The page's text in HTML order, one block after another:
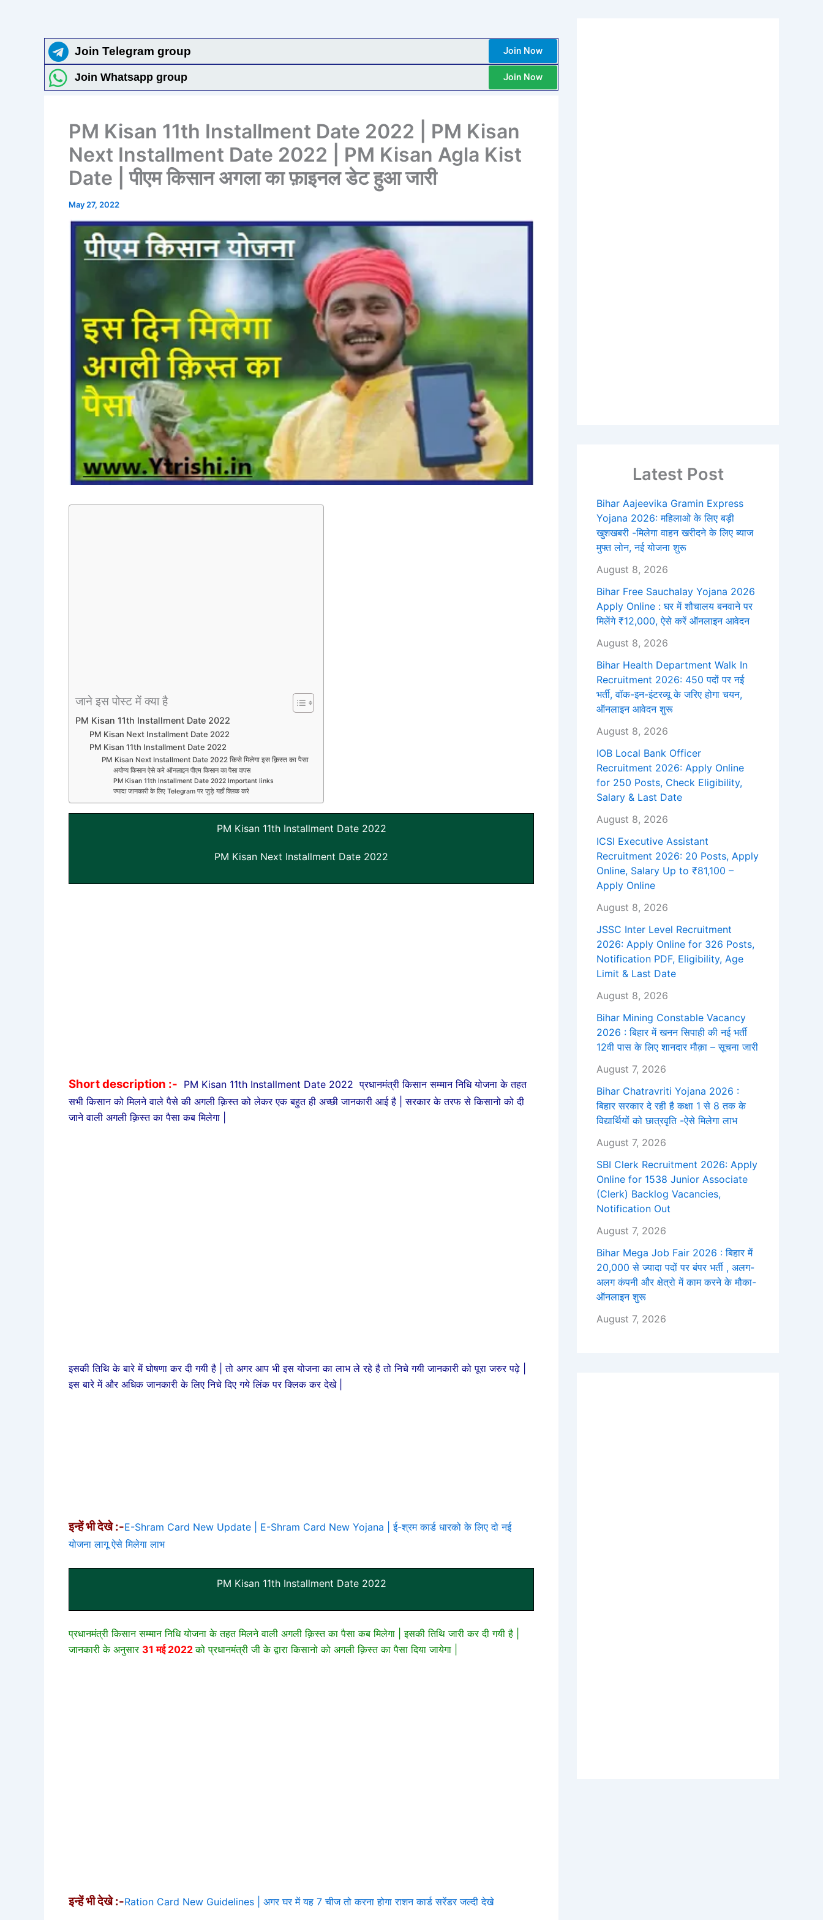
Join Telegram group Join Now
Join Whatsapp group Join Now
PM Kisan 11th Installment Date 2022 | PM Kisan
Next Installment Date 2022 | PM Kisan Agla Kist
Date | पीएम किसान अगला का फ़ाइनल डेट हुआ जारी
May 27, 2022
जाने इस पोस्ट में क्या है
PM Kisan 11th Installment Date 2022
PM Kisan Next Installment Date 2022
PM Kisan 11th Installment Date 2022
PM Kisan Next Installment Date 2022 किसे मिलेगा इस क़िस्त का पैसा
अयोग्य किसान ऐसे करे ऑनलाइन पीएम किसान का पैसा वापस
PM Kisan 11th Installment Date 2022 Important links
ज्यादा जानकारी के लिए Telegram पर जुड़े यहाँ क्लिक करे
PM Kisan 11th Installment Date 2022
PM Kisan Next Installment Date 2022
Short description :- PM Kisan 11th Installment Date 2022 प्रधानमंत्री किसान सम्मान निधि योजना के तहत
सभी किसान को मिलने वाले पैसे की अगली क़िस्त को लेकर एक बहुत ही अच्छी जानकारी आई है | सरकार के तरफ से किसानो को दी
जाने वाली अगली क़िस्त का पैसा कब मिलेगा |
इसकी तिथि के बारे में घोषणा कर दी गयी है | तो अगर आप भी इस योजना का लाभ ले रहे है तो निचे गयी जानकारी को पूरा जरुर पढ़े |
इस बारे में और अधिक जानकारी के लिए निचे दिए गये लिंक पर क्लिक कर देखे |
इन्हें भी देखे :-E-Shram Card New Update | E-Shram Card New Yojana | ई-श्रम कार्ड धारको के लिए दो नई
योजना लागू ऐसे मिलेगा लाभ
PM Kisan 11th Installment Date 2022
प्रधानमंत्री किसान सम्मान निधि योजना के तहत मिलने वाली अगली क़िस्त का पैसा कब मिलेगा | इसकी तिथि जारी कर दी गयी है |
जानकारी के अनुसार 31 मई 2022 को प्रधानमंत्री जी के द्वारा किसानो को अगली क़िस्त का पैसा दिया जायेगा |
इन्हें भी देखे :-Ration Card New Guidelines | अगर घर में यह 7 चीज तो करना होगा राशन कार्ड सरेंडर जल्दी देखे
Latest Post
Bihar Aajeevika Gramin Express
Yojana 2026: महिलाओ के लिए बड़ी
खुशखबरी -मिलेगा वाहन खरीदने के लिए ब्याज
मुफ्त लोन, नई योजना शुरू
August 8, 2026
Bihar Free Sauchalay Yojana 2026
Apply Online : घर में शौचालय बनवाने पर
मिलेंगे ₹12,000, ऐसे करें ऑनलाइन आवेदन
August 8, 2026
Bihar Health Department Walk In
Recruitment 2026: 450 पदों पर नई
भर्ती, वॉक-इन-इंटरव्यू के जरिए होगा चयन,
ऑनलाइन आवेदन शुरू
August 8, 2026
IOB Local Bank Officer
Recruitment 2026: Apply Online
for 250 Posts, Check Eligibility,
Salary & Last Date
August 8, 2026
ICSI Executive Assistant
Recruitment 2026: 20 Posts, Apply
Online, Salary Up to ₹81,100 –
Apply Online
August 8, 2026
JSSC Inter Level Recruitment
2026: Apply Online for 326 Posts,
Notification PDF, Eligibility, Age
Limit & Last Date
August 8, 2026
Bihar Mining Constable Vacancy
2026 : बिहार में खनन सिपाही की नई भर्ती
12वी पास के लिए शानदार मौक़ा – सूचना जारी
August 7, 2026
Bihar Chatravriti Yojana 2026 :
बिहार सरकार दे रही है कक्षा 1 से 8 तक के
विद्यार्थियों को छात्रवृति -ऐसे मिलेगा लाभ
August 7, 2026
SBI Clerk Recruitment 2026: Apply
Online for 1538 Junior Associate
(Clerk) Backlog Vacancies,
Notification Out
August 7, 2026
Bihar Mega Job Fair 2026 : बिहार में
20,000 से ज्यादा पदों पर बंपर भर्ती , अलग-
अलग कंपनी और क्षेत्रो में काम करने के मौका-
ऑनलाइन शुरू
August 7, 2026